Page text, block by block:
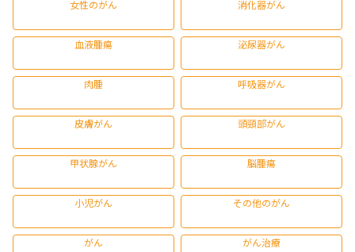
女性のがん 消化器がん
血液腫瘍 泌尿器がん
肉腫 呼吸器がん
皮膚がん 頭頸部がん
甲状腺がん 脳腫瘍
小児がん その他のがん
がん がん治療